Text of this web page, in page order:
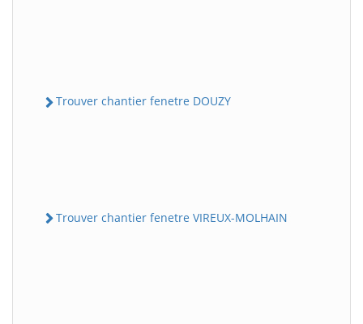
Trouver chantier fenetre DOUZY
Trouver chantier fenetre VIREUX-MOLHAIN